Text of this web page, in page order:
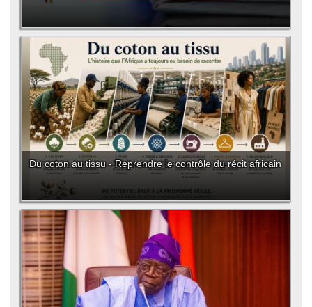
Du coton au tissu - Reprendre le contrôle du récit africain